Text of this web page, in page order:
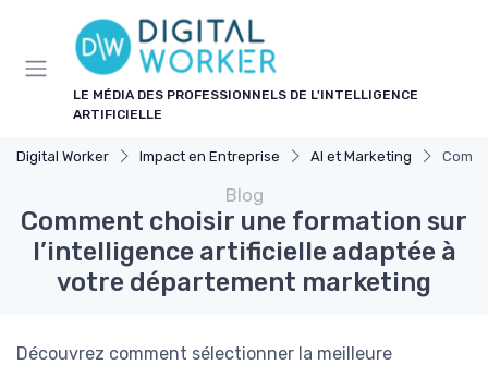
LE MÉDIA DES PROFESSIONNELS DE L'INTELLIGENCE
ARTIFICIELLE
Digital Worker Impact en Entreprise AI et Marketing
Blog
Comment choisir une formation sur
l’intelligence artificielle adaptée à
votre département marketing
Découvrez comment sélectionner la meilleure